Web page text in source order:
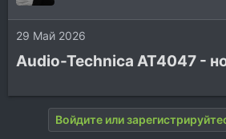
29 Май 2026
Audio-Technica AT4047 -
Войдите или